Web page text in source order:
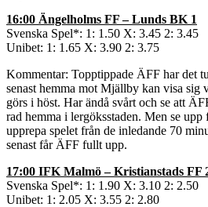
16:00 Ängelholms FF – Lunds BK 1
Svenska Spel*: 1: 1.50 X: 3.45 2: 3.45
Unibet: 1: 1.65 X: 3.90 2: 3.75
Kommentar: Topptippade ÄFF har det
senast hemma mot Mjällby kan visa sig
görs i höst. Har ändå svårt och se att
rad hemma i lergöksstaden. Men se
upprepa spelet från de inledande 70
senast får ÄFF fullt upp.
17:00 IFK Malmö – Kristianstads FF
Svenska Spel*: 1: 1.90 X: 3.10 2: 2.50
Unibet: 1: 2.05 X: 3.55 2: 2.80